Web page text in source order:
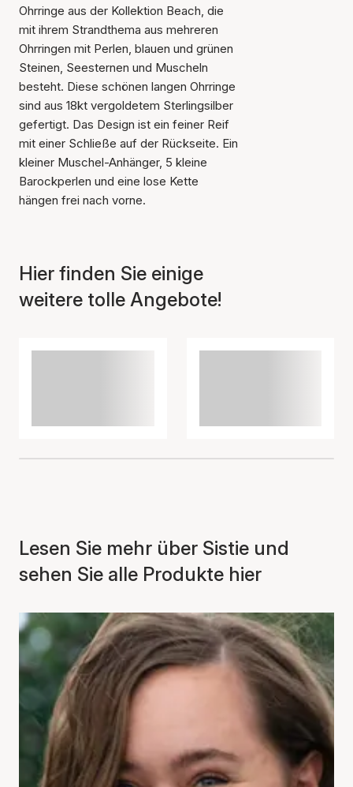
Ohrringe aus der Kollektion Beach, die
mit ihrem Strandthema aus mehreren
Ohrringen mit Perlen, blauen und grünen
Steinen, Seesternen und Muscheln
besteht. Diese schönen langen Ohrringe
sind aus 18kt vergoldetem Sterlingsilber
gefertigt. Das Design ist ein feiner Reif
mit einer Schließe auf der Rückseite. Ein
kleiner Muschel-Anhänger, 5 kleine
Barockperlen und eine lose Kette
hängen frei nach vorne.
Hier finden Sie einige
weitere tolle Angebote!
Lesen Sie mehr über Sistie und
sehen Sie alle Produkte hier